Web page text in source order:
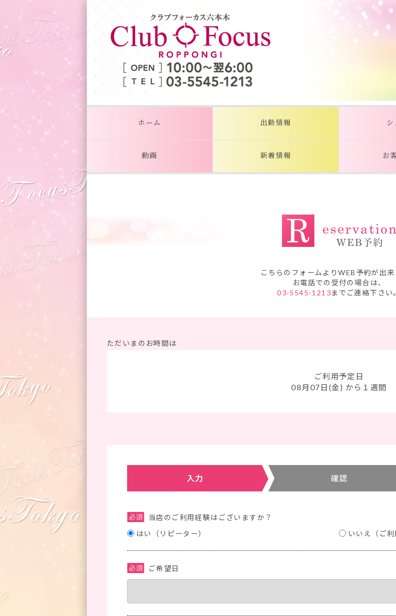
ホーム 出勤情報
動画 新着情報 お
こちらのフォームよりWEB予約が出来
お電話での受付の場合は、
03-5545-1213までご連絡下さい
ただいまのお時間は
ご利用予定日
08月07日(金) から１週間
当店のご利用経験はございますか？
はい（リピーター）
いいえ（ご利
ご希望日